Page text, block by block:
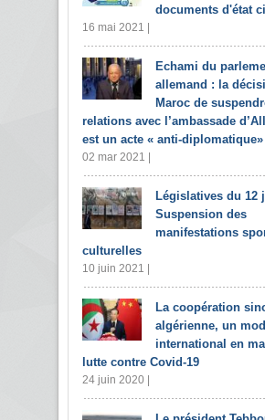
documents d'état
16 mai 2021 |
Echami du
allemand : la
Maroc de
relations avec l’ambassade
est un acte « anti-diplomatique»
02 mar 2021 |
Législatives du 12
Suspension des
manifestations
culturelles
10 juin 2021 |
La coopération
algérienne, un
international en
lutte contre Covid-19
24 juin 2020 |